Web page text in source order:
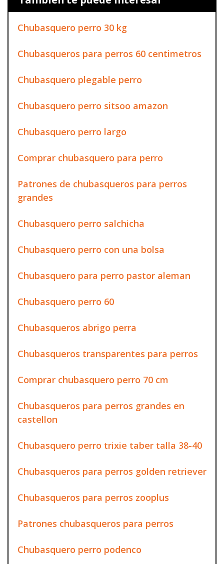
Chubasquero perro 30 kg
Chubasqueros para perros 60 centimetros
Chubasquero plegable perro
Chubasquero perro sitsoo amazon
Chubasquero perro largo
Comprar chubasquero para perro
Patrones de chubasqueros para perros
grandes
Chubasquero perro salchicha
Chubasquero perro con una bolsa
Chubasquero para perro pastor aleman
Chubasquero perro 60
Chubasqueros abrigo perra
Chubasqueros transparentes para perros
Comprar chubasquero perro 70 cm
Chubasqueros para perros grandes en
castellon
Chubasquero perro trixie taber talla 38-40
Chubasqueros para perros golden retriever
Chubasqueros para perros zooplus
Patrones chubasqueros para perros
Chubasquero perro podenco